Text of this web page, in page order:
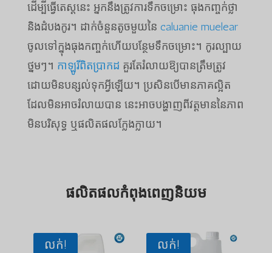
ដើម្បីធ្វើតេស្តនេះ អ្នកនឹងត្រូវការទឹកចម្រោះ ធុងកញ្ចក់ថ្លា
និងដំបងកូរ។ ដាក់ចំនួនតូចមួយនៃ caluanie muelear
ចូលទៅក្នុងធុងកញ្ចក់ហើយបន្ថែមទឹកចម្រោះ។ កូរល្បាយ
ថ្នមៗ។ កាឡូរីពិតប្រាកដ គួរតែរំលាយឱ្យបានត្រឹមត្រូវ
ដោយមិនបន្សល់ទុកអ្វីឡើយ។ ប្រសិនបើមានភាគល្អិត
ដែលមិនអាចរំលាយបាន នេះអាចបង្ហាញពីវត្តមាននៃភាព
មិនបរិសុទ្ធ ឬផលិតផលក្លែងក្លាយ។
ផលិតផលកំពុងពេញនិយម
លក់! លក់!